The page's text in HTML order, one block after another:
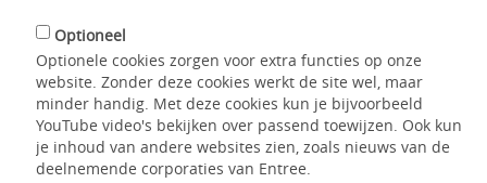
Optioneel
Optionele cookies zorgen voor extra functies op onze
website. Zonder deze cookies werkt de site wel, maar
minder handig. Met deze cookies kun je bijvoorbeeld
YouTube video's bekijken over passend toewijzen. Ook kun
je inhoud van andere websites zien, zoals nieuws van de
deelnemende corporaties van Entree.
Hoe werkt het?
Contact
Op 'Mijn Entree' vindt u uw gegevens, uw lopende reacties,
uw definitieve reacties, uw favorieten, uw aanbiedingen, uw
correspondentie, uw eventuele gemiste afspraken en uw
wijzigingen. Wanneer u bent ingelogd, ziet u bovenaan de
website uw naam. Klik hierop om naar uw account te gaan.